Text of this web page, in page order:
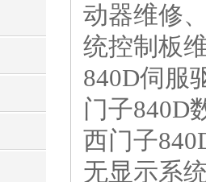
动器维修
统控制板
840D伺服
门子840D
西门子
无显示系